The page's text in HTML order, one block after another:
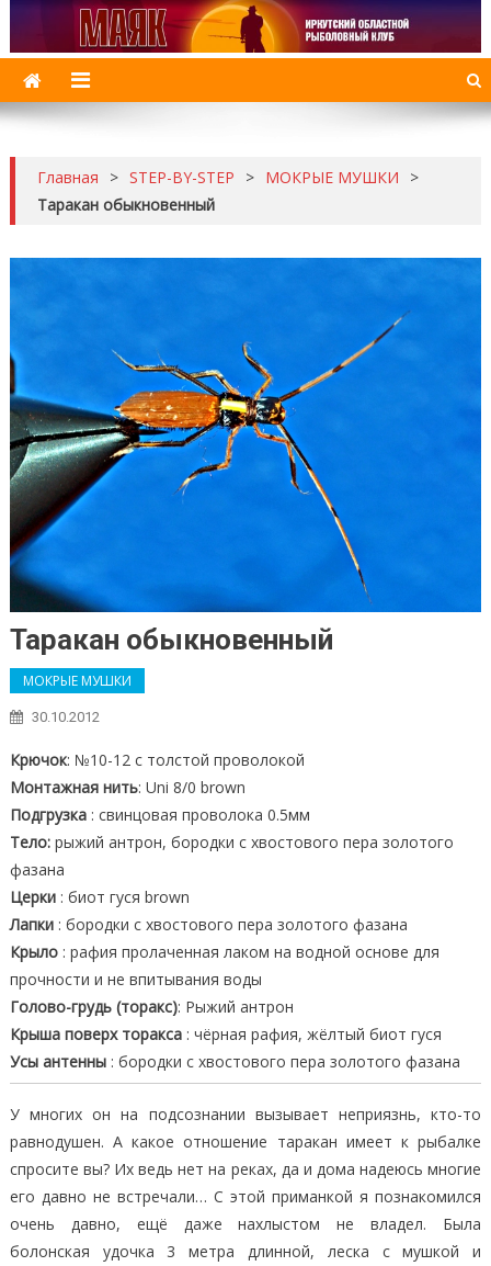
МАЯК
Главная > STEP-BY-STEP > МОКРЫЕ МУШКИ
>
Таракан обыкновенный
Таракан обыкновенный
МОКРЫЕ МУШКИ
30.10.2012
Крючок: №10-12 с толстой проволокой
Монтажная нить: Uni 8/0 brown
Подгрузка : свинцовая проволока 0.5мм
Тело: рыжий антрон, бородки с хвостового пера золотого
фазана
Церки : биот гуся brown
Лапки : бородки с хвостового пера золотого фазана
Крыло : рафия пролаченная лаком на водной основе для
прочности и не впитывания воды
Голово-грудь (торакс): Рыжий антрон
Крыша поверх торакса : чёрная рафия, жёлтый биот гуся
Усы антенны : бородки с хвостового пера золотого фазана
У многих он на подсознании вызывает неприязнь, кто-то
равнодушен. А какое отношение таракан имеет к рыбалке
спросите вы? Их ведь нет на реках, да и дома надеюсь многие
его давно не встречали… С этой приманкой я познакомился
очень давно, ещё даже нахлыстом не владел. Была
болонская удочка 3 метра длинной, леска с мушкой и